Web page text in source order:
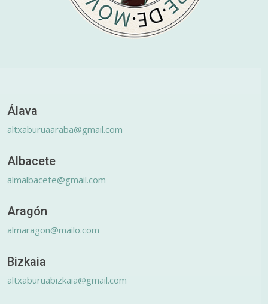
Álava
altxaburuaaraba@gmail.com
Albacete
almalbacete@gmail.com
Aragón
almaragon@mailo.com
Bizkaia
altxaburuabizkaia@gmail.com